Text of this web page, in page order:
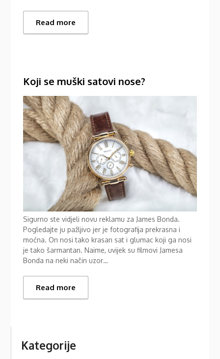
Read more
Koji se muški satovi nose?
Sigurno ste vidjeli novu reklamu za James Bonda.
Pogledajte ju pažljivo jer je fotografija prekrasna i
moćna. On nosi tako krasan sat i glumac koji ga nosi
je tako šarmantan. Naime, uvijek su filmovi Jamesa
Bonda na neki način uzor…
Read more
Kategorije